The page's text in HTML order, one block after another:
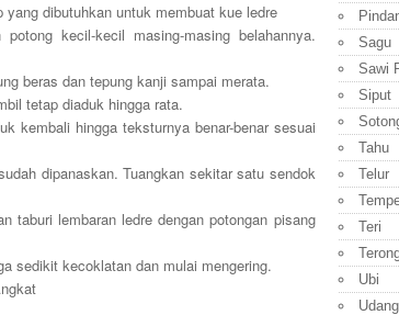
dibutuhkan untuk membuat kue ledre
kecil-kecil masing-masing belahannya.
beras dan tepung kanji sampai merata.
tetap diaduk hingga rata.
kembali hingga teksturnya benar-benar sesuai
dipanaskan. Tuangkan sekitar satu sendok
taburi lembaran ledre dengan potongan pisang
sedikit kecoklatan dan mulai mengering.
Sagu
Sawi
Siput
Tahu
Telur
Teri
Ubi
Udang